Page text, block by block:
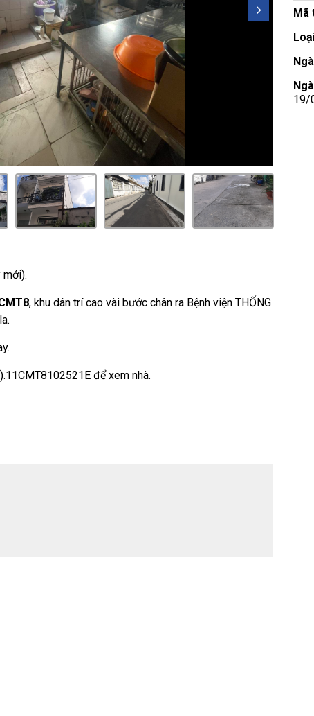
mới).
, khu dân trí cao vài bước chân ra Bệnh viện THỐNG
để xem nhà.
Mã
19/